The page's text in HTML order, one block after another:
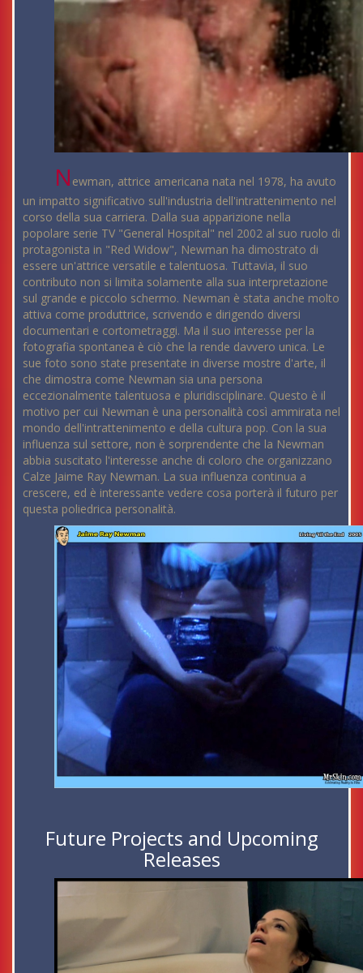
N ewman, attrice americana nata nel 1978, ha avuto
un impatto significativo sull'industria dell'intrattenimento nel
corso della sua carriera. Dalla sua apparizione nella
popolare serie TV "General Hospital" nel 2002 al suo ruolo di
protagonista in "Red Widow", Newman ha dimostrato di
essere un'attrice versatile e talentuosa. Tuttavia, il suo
contributo non si limita solamente alla sua interpretazione
sul grande e piccolo schermo. Newman è stata anche molto
attiva come produttrice, scrivendo e dirigendo diversi
documentari e cortometraggi. Ma il suo interesse per la
fotografia spontanea è ciò che la rende davvero unica. Le
sue foto sono state presentate in diverse mostre d'arte, il
che dimostra come Newman sia una persona
eccezionalmente talentuosa e pluridisciplinare. Questo è il
motivo per cui Newman è una personalità così ammirata nel
mondo dell'intrattenimento e della cultura pop. Con la sua
influenza sul settore, non è sorprendente che la Newman
abbia suscitato l'interesse anche di coloro che organizzano
Calze Jaime Ray Newman. La sua influenza continua a
crescere, ed è interessante vedere cosa porterà il futuro per
questa poliedrica personalità.
Future Projects and Upcoming
Releases